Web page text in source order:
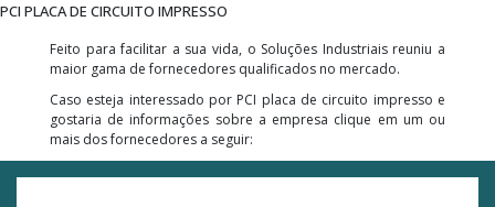
PCI PLACA DE CIRCUITO IMPRESSO
Feito para facilitar a sua vida, o Soluções Industriais reuniu a
maior gama de fornecedores qualificados no mercado.
Caso esteja interessado por PCI placa de circuito impresso e
gostaria de informações sobre a empresa clique em um ou
mais dos fornecedores a seguir: